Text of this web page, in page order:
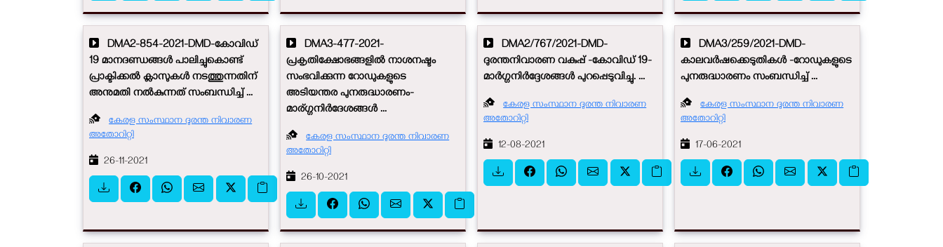
DMA2-854-2021-DMD-കോവിഡ്
19 മാനദണ്ഡങ്ങൾ പാലിച്ചുകൊണ്ട്‌
പ്രാക്ടിക്കൽ ക്ലാസുകൾ നടത്തുന്നതിന്
അനുമതി നൽകുന്നത് സംബന്ധിച്ച് ...
കേരള സംസ്ഥാന ദുരന്ത നിവാരണ
അതോറിറ്റി
26-11-2021
DMA3-477-2021-
പ്രകൃതിക്ഷോഭങ്ങളിൽ നാശനഷ്ടം
സംഭവിക്കുന്ന റോഡുകളുടെ
അടിയന്തര പുനരുദ്ധാരണം-
മാര്ഗ്ഗനിർദേശങ്ങൾ ...
കേരള സംസ്ഥാന ദുരന്ത നിവാരണ
അതോറിറ്റി
26-10-2021
DMA2/767/2021-DMD-
ദുരന്തനിവാരണ വകുപ്പ് -കോവിഡ് 19-
മാർഗ്ഗനിർദ്ദേശങ്ങൾ പുറപ്പെടുവിച്ചു. ...
കേരള സംസ്ഥാന ദുരന്ത നിവാരണ
അതോറിറ്റി
12-08-2021
DMA3/259/2021-DMD-
കാലവർഷക്കെടുതികള്‍ -റോഡുകളുടെ
പുനരുദ്ധാരണം സംബന്ധിച്ച് ...
കേരള സംസ്ഥാന ദുരന്ത നിവാരണ
അതോറിറ്റി
17-06-2021